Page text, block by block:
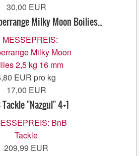
30,00 EUR
Milky Moon Boilies...
EUR pro kg
17,00 EUR
"Nazgul" 4+1
209,99 EUR